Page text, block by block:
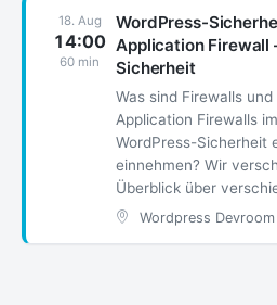
18. Aug
14:00
60 min
WordPress-
Application Firewall
Sicherheit
Was sind Firewalls
Application Firewalls
WordPress-Sicherheit
einnehmen? Wir
Überblick über
Wordpress Devroom